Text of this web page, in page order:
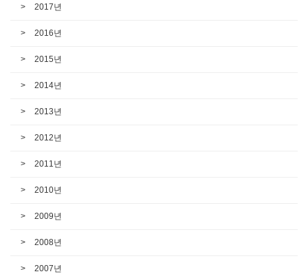
2017년
2016년
2015년
2014년
2013년
2012년
2011년
2010년
2009년
2008년
2007년